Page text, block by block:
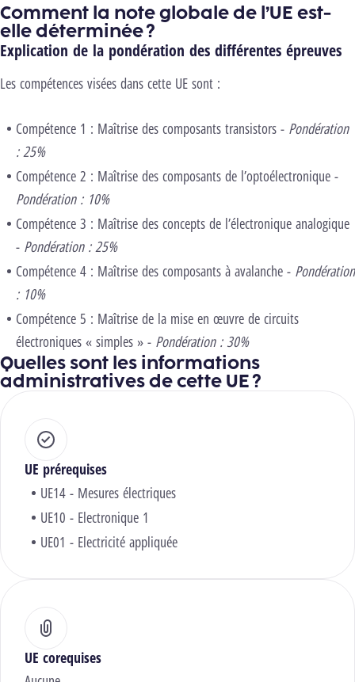
Comment la note globale de l’UE est-
elle déterminée ?
Explication de la pondération des différentes épreuves
Les compétences visées dans cette UE sont :
Compétence 1 : Maîtrise des composants transistors - Pondération
: 25%
Compétence 2 : Maîtrise des composants de l’optoélectronique -
Pondération : 10%
Compétence 3 : Maîtrise des concepts de l’électronique analogique
- Pondération : 25%
Compétence 4 : Maîtrise des composants à avalanche - Pondération
: 10%
Compétence 5 : Maîtrise de la mise en œuvre de circuits
électroniques « simples » - Pondération : 30%
Quelles sont les informations
administratives de cette UE ?
UE prérequises
UE14 - Mesures électriques
UE10 - Electronique 1
UE01 - Electricité appliquée
UE corequises